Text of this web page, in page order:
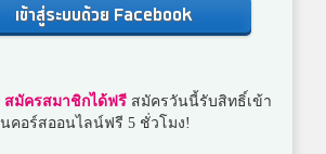
เข้าสู่ระบบด้วย Facebook
สมัครสมาชิกได้ฟรี สมัครวันนี้รับสิทธิ์เข้า
นคอร์สออนไลน์ฟรี 5 ชั่วโมง!